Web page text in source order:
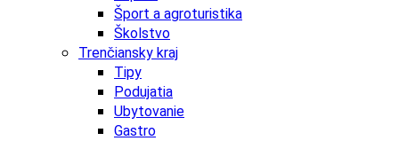
Šport a agroturistika
Školstvo
Trenčiansky kraj
Tipy
Podujatia
Ubytovanie
Gastro